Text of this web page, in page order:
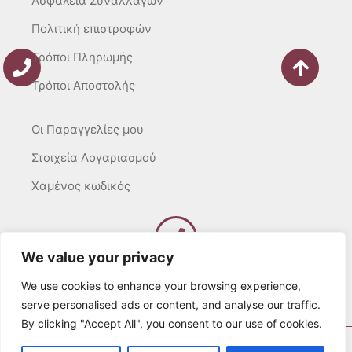
We value your privacy
We use cookies to enhance your browsing experience,
serve personalised ads or content, and analyse our traffic.
By clicking "Accept All", you consent to our use of cookies.
Πολιτική επιστροφών
Τρόποι Πληρωμής
Τρόποι Αποστολής
Οι Παραγγελίες μου
Στοιχεία Λογαριασμού
Χαμένος κωδικός
Καλέστε μας
Δευτ – Τετ. – Σαβ. : 10:00 – 15:00
Τρίτ. – Πέμπτ. – Παρ. : 10:00 – 21:00
© 2022 Λευκά Όνειρα All rights Reserved